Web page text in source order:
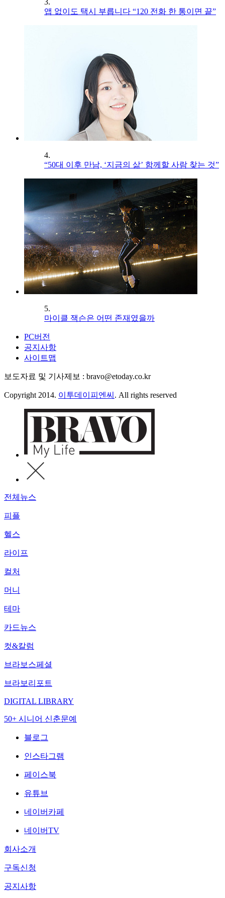
3.
앱 없이도 택시 부릅니다 “120 전화 한 통이면 끝”
4.
“50대 이후 만남, ‘지금의 삶’ 함께할 사람 찾는 것”
5.
마이클 잭슨은 어떤 존재였을까
PC버전
공지사항
사이트맵
보도자료 및 기사제보 : bravo@etoday.co.kr
Copyright 2014. 이투데이피엔씨 . All rights reserved
전체뉴스
피플
헬스
라이프
컬처
머니
테마
카드뉴스
컷&칼럼
브라보스페셜
브라보리포트
DIGITAL LIBRARY
50+ 시니어 신춘문예
블로그
인스타그램
페이스북
유튜브
네이버카페
네이버TV
회사소개
구독신청
공지사항